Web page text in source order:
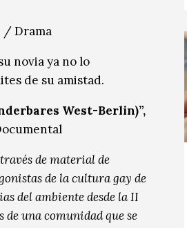
/ Drama
novia ya no lo
de su amistad.
West-Berlin)”,
de material de
de la cultura gay de
del ambiente desde la II
una comunidad que se